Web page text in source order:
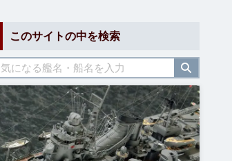
このサイトの中を検索